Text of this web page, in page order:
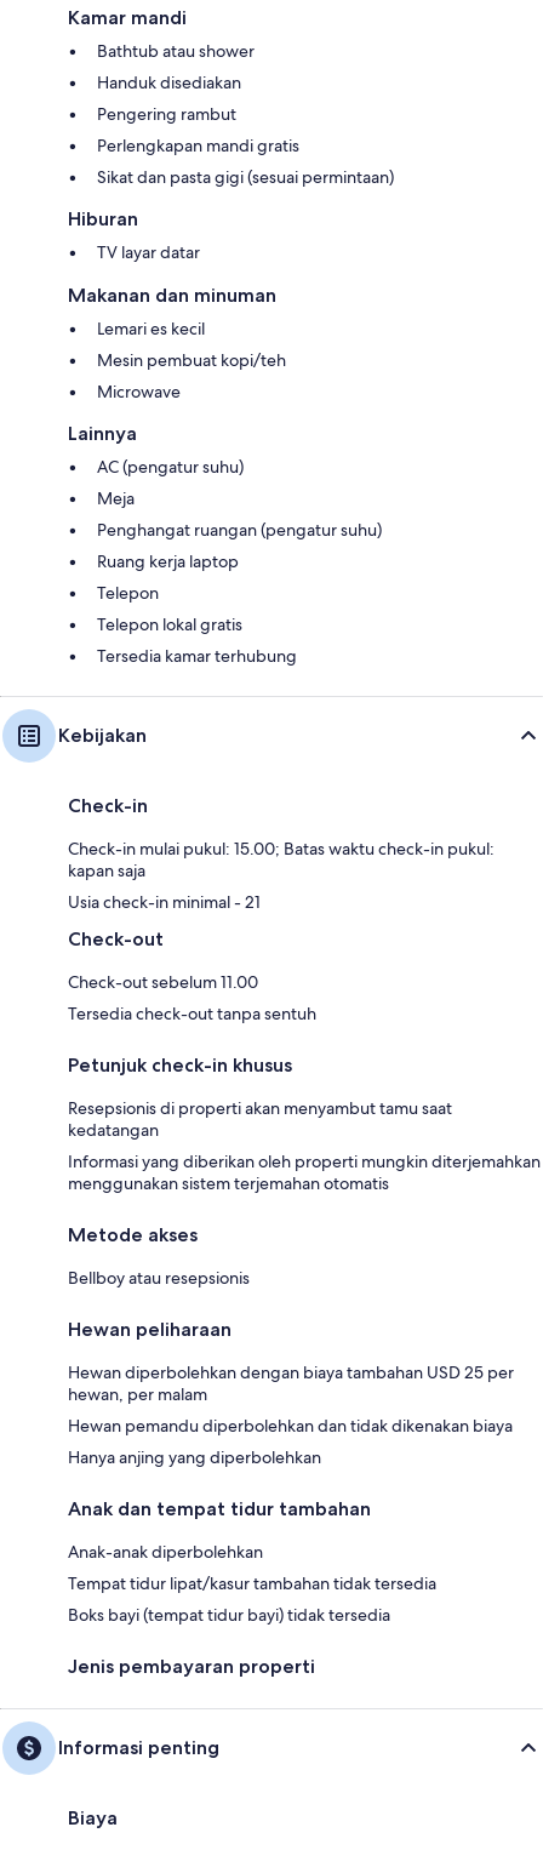
Kamar mandi
Bathtub atau shower
Handuk disediakan
Pengering rambut
Perlengkapan mandi gratis
Sikat dan pasta gigi (sesuai permintaan)
Hiburan
TV layar datar
Makanan dan minuman
Lemari es kecil
Mesin pembuat kopi/teh
Microwave
Lainnya
AC (pengatur suhu)
Meja
Penghangat ruangan (pengatur suhu)
Ruang kerja laptop
Telepon
Telepon lokal gratis
Tersedia kamar terhubung
Kebijakan
Check-in
Check-in mulai pukul: 15.00; Batas waktu check-in pukul:
kapan saja
Usia check-in minimal - 21
Check-out
Check-out sebelum 11.00
Tersedia check-out tanpa sentuh
Petunjuk check-in khusus
Resepsionis di properti akan menyambut tamu saat
kedatangan
Informasi yang diberikan oleh properti mungkin diterjemahkan
menggunakan sistem terjemahan otomatis
Metode akses
Bellboy atau resepsionis
Hewan peliharaan
Hewan diperbolehkan dengan biaya tambahan USD 25 per
hewan, per malam
Hewan pemandu diperbolehkan dan tidak dikenakan biaya
Hanya anjing yang diperbolehkan
Anak dan tempat tidur tambahan
Anak-anak diperbolehkan
Tempat tidur lipat/kasur tambahan tidak tersedia
Boks bayi (tempat tidur bayi) tidak tersedia
Jenis pembayaran properti
Informasi penting
Biaya